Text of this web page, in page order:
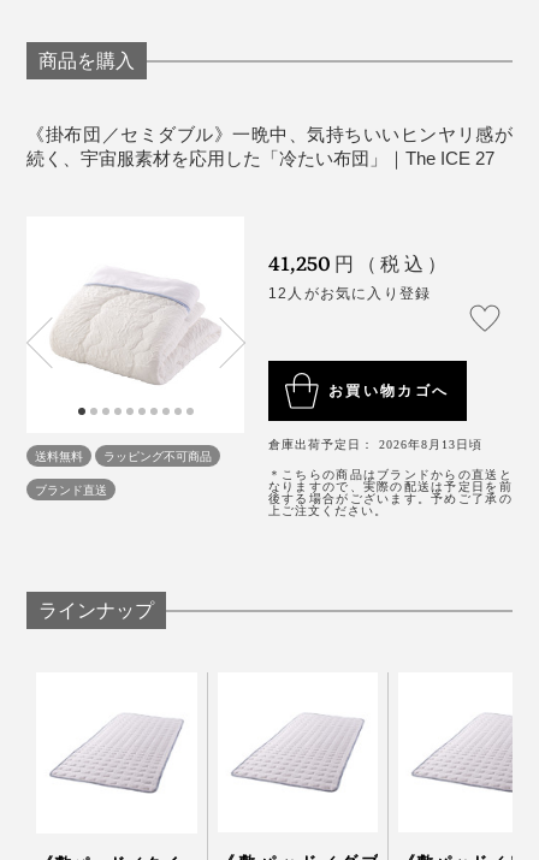
触れた瞬間は冷たい素材、例えば、ジェルパッドがあり
ますが、一度温まってしまうと、放熱性がないので、ヒ
ンヤリ感が続きにくいことが難点でした。
「アウトラスト」を使った『The ICE 27』なら、寝入り
ばなから、朝の目覚めまで、気持ちいいヒンヤリ感に包
まれたまま、ずっと寝られます。
汗をかいても、洗濯機で丸洗いOKだから安心。ネット
に入れて、弱水流で洗ってください。
室内でも乾きやすく、敷パッドなら、約3時間半で、ほ
とんど乾いた状態になります（水分率10％以下、室温
20℃・湿度65％の室内で乾燥させた場合）
具工場で、布団に仕立てられます。
が外へ出やすい「吹き出し」が多いので、熟練した職人
による、ていねいな縫製が必要だからです。
たくさんの寝返りによっておこる摩擦や、洗濯をくり返
すことによる耐久性も、職人たちがチェックすること
本品は、掛布団のセミダブルサイズです。
その気持ちよさ、よくわかります。
スーッと冷ましてくれるみたいに気持ちいいんです。
6月に入って、だんだん暑くなってきてからは、フロ上
がりに、なかなか体のほてりがひかない。
「明日は朝早いし、すぐ寝ないと」なんて日は、今ま
で、ベッドに入っても、暑くてなかなか寝つけませんで
したが、『The ICE 27』は違います。
るので、クーラーで室温を適度に下げてお使いください。
※洗濯機弱水流で、ネット洗い可。塩素系漂白剤、タンブラー乾燥、アイロ
ン、ドライクリーニングは不可。
商品を購入
《掛布団／セミダブル》一晩中、気持ちいいヒンヤリ感が
続く、宇宙服素材を応用した「冷たい布団」｜The ICE 27
送料無料
ラッピング不可商品
ブランド直送
41,250 円（税込）
12人がお気に入り登録
お買い物カゴへ
倉庫出荷予定日： 2026年8月13日頃
＊こちらの商品はブランドからの直送と
なりますので、実際の配送は予定日を前
後する場合がございます。予めご了承の
上ご注文ください。
ラインナップ